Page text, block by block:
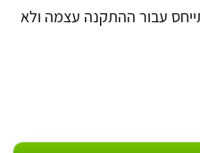
עבור ההתקנה עצמה ולא